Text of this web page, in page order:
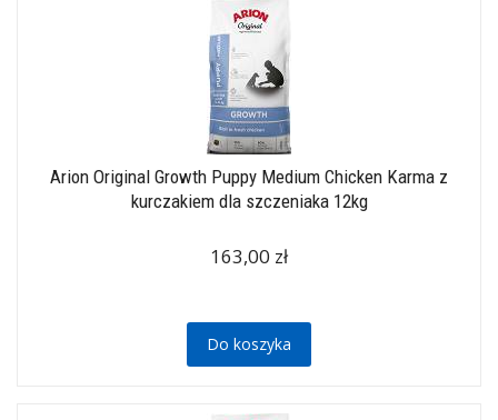
Arion Original Growth Puppy Medium Chicken Karma z
kurczakiem dla szczeniaka 12kg
163,00 zł
Do koszyka